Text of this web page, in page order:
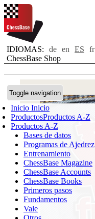
IDIOMAS: de en ES fr
ChessBase Shop
Toggle navigation
Inicio Inicio
ProductosProductos A-Z
Productos A-Z
Bases de datos
Programas de Ajedrez
Entrenamiento
ChessBase Magazine
ChessBase Accounts
ChessBase Books
Primeros pasos
Fundamentos
Vale